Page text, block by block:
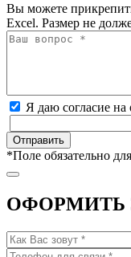
Вы можете
Excel. Размер не
Я даю согласие на
*Поле обязательно
ОФОРМИТЬ